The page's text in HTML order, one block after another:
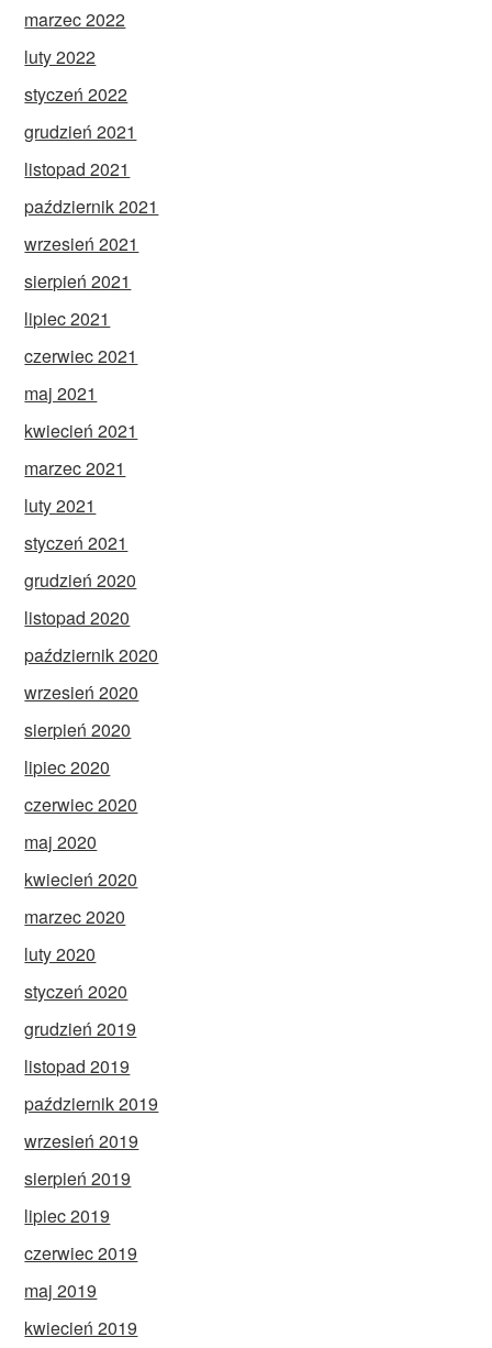
marzec 2022
luty 2022
styczeń 2022
grudzień 2021
listopad 2021
październik 2021
wrzesień 2021
sierpień 2021
lipiec 2021
czerwiec 2021
maj 2021
kwiecień 2021
marzec 2021
luty 2021
styczeń 2021
grudzień 2020
listopad 2020
październik 2020
wrzesień 2020
sierpień 2020
lipiec 2020
czerwiec 2020
maj 2020
kwiecień 2020
marzec 2020
luty 2020
styczeń 2020
grudzień 2019
listopad 2019
październik 2019
wrzesień 2019
sierpień 2019
lipiec 2019
czerwiec 2019
maj 2019
kwiecień 2019